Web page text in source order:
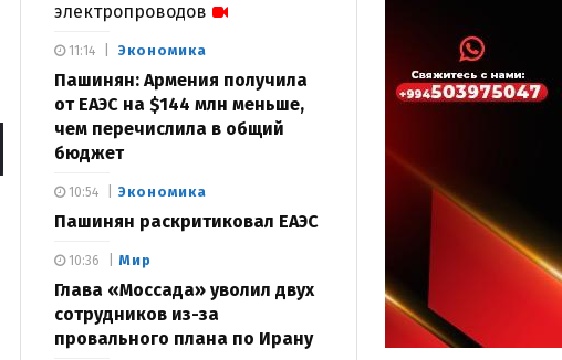
электропроводов
Экономика
Пашинян: Армения получила
от ЕАЭС на $144 млн меньше,
чем перечислила в общий
бюджет
11:14
Экономика
Пашинян раскритиковал ЕАЭС
10:54
Мир
Глава «Моссада» уволил двух
сотрудников из-за
провального плана по Ирану
10:36